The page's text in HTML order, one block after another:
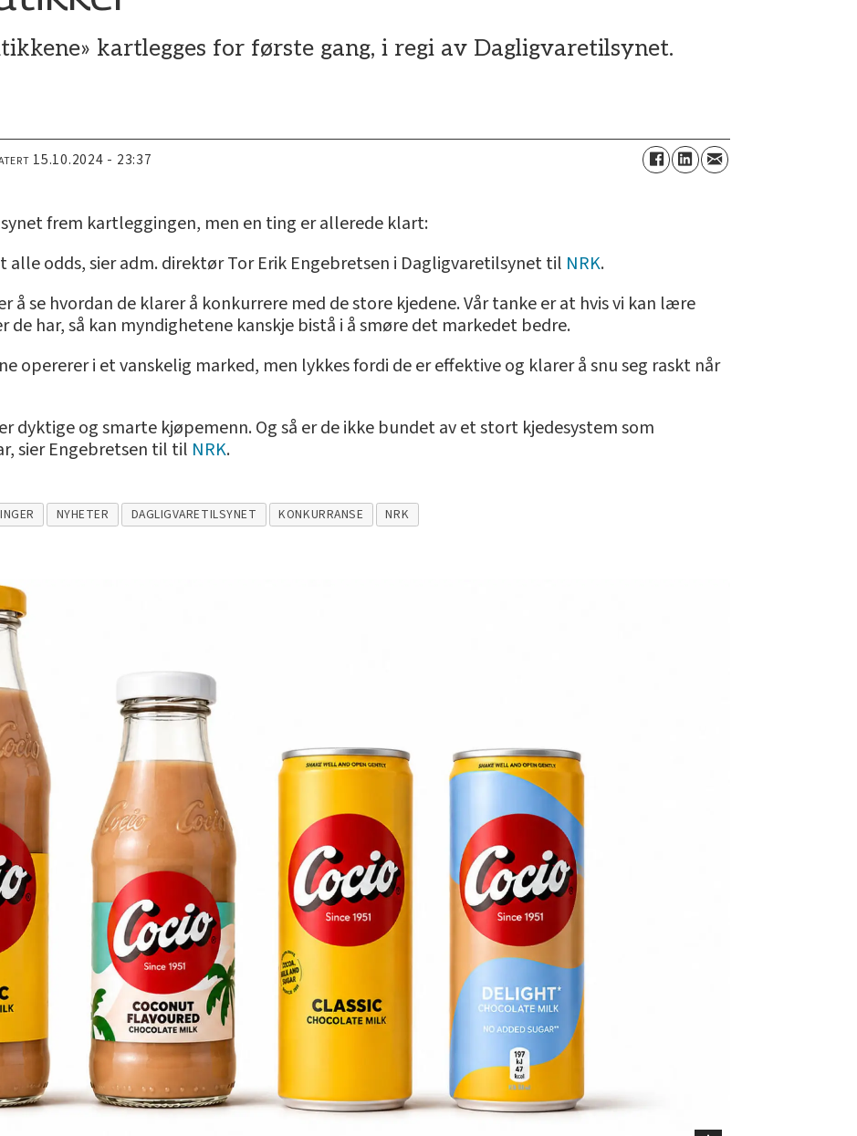
kartlegges for første gang, i regi av Dagligvaretilsynet.
15.10.2024 - 23:37
frem kartleggingen, men en ting er allerede klart:
alle odds, sier adm. direktør Tor Erik Engebretsen i Dagligvaretilsynet til NRK.
å se hvordan de klarer å konkurrere med de store kjedene. Vår tanke er at hvis vi kan lære
har, så kan myndighetene kanskje bistå i å smøre det markedet bedre.
opererer i et vanskelig marked, men lykkes fordi de er effektive og klarer å snu seg raskt når
dyktige og smarte kjøpemenn. Og så er de ikke bundet av et stort kjedesystem som
sier Engebretsen til til NRK.
NYHETER DAGLIGVARETILSYNET KONKURRANSE NRK